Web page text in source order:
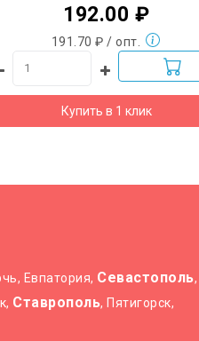
192.00 ₽
191.70 ₽ / опт.
Купить в 1 клик
Евпатория, Севастополь,
Ставрополь, Пятигорск,